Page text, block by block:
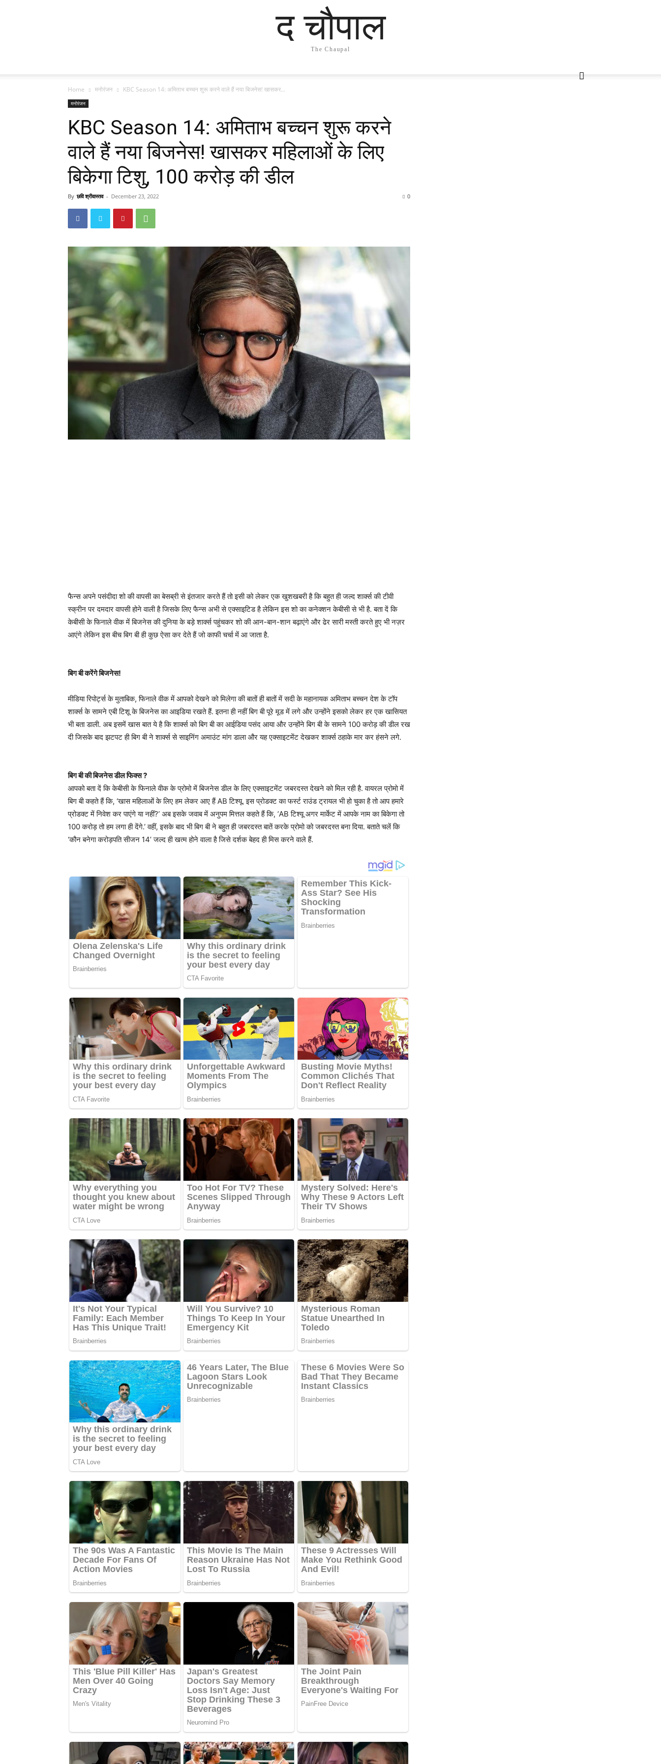
द चौपाल
The Chaupal
Home मनोरंजन KBC Season 14: अमिताभ बच्चन शुरू करने वाले हैं नया बिजनेस! खासकर...
मनोरंजन
KBC Season 14: अमिताभ बच्चन शुरू करने
वाले हैं नया बिजनेस! खासकर महिलाओं के लिए
बिकेगा टिशु, 100 करोड़ की डील
By छवि श्रीवास्तव - December 23, 2022 0
फैन्स अपने पसंदीदा शो की वापसी का बेसब्री से इंतजार करते हैं तो इसी को लेकर एक खुशखबरी है कि बहुत ही जल्द शार्क्स की टीवी
स्क्रीन पर दमदार वापसी होने वाली है जिसके लिए फैन्स अभी से एक्साइटिड है लेकिन इस शो का कनेक्शन केबीसी से भी है. बता दें कि
केबीसी के फिनाले वीक में बिजनेस की दुनिया के बड़े शार्क्स पहुंचकर शो की आन-बान-शान बढ़ाएंगे और ढेर सारी मस्ती करते हुए भी नज़र
आएंगे लेकिन इस बीच बिग बी ही कुछ ऐसा कर देते हैं जो काफी चर्चा में आ जाता है.
बिग बी करेंगे बिजनेस!
मीडिया रिपोर्ट्स के मुताबिक, फिनाले वीक में आपको देखने को मिलेगा की बातों ही बातों में सदी के महानायक अमिताभ बच्चन देश के टॉप
शार्क्स के सामने एबी टिशू के बिजनेस का आइडिया रखते हैं. इतना ही नहीं बिग बी पूरे मूड में लगे और उन्होंने इसको लेकर हर एक खासियत
भी बता डाली. अब इसमें खास बात ये है कि शार्क्स को बिग बी का आईडिया पसंद आया और उन्होंने बिग बी के सामने 100 करोड़ की डील रख
दी जिसके बाद झटपट ही बिग बी ने शार्क्स से साइनिंग अमाउंट मांग डाला और यह एक्साइटमेंट देखकर शार्क्स ठहाके मार कर हंसने लगे.
बिग बी की बिजनेस डील फिक्स ?
आपको बता दें कि केबीसी के फिनाले वीक के प्रोमो में बिजनेस डील के लिए एक्साइटमेंट जबरदस्त देखने को मिल रही है. वायरल प्रोमो में
बिग बी कहते हैं कि, ‘खास महिलाओं के लिए हम लेकर आए हैं AB टिश्यू. इस प्रोडक्ट का फर्स्ट राउंड ट्रायल भी हो चुका है तो आप हमारे
प्रोडक्ट में निवेश कर पाएंगे या नहीं?’ अब इसके जवाब में अनुपम मित्तल कहते हैं कि, ‘AB टिश्यू अगर मार्केट में आपके नाम का बिकेगा तो
100 करोड़ तो हम लगा ही देंगे.’ वहीं, इसके बाद भी बिग बी ने बहुत ही जबरदस्त बातें करके प्रोमो को जबरदस्त बना दिया. बताते चलें कि
‘कौन बनेगा करोड़पति सीजन 14’ जल्द ही खत्म होने वाला है जिसे दर्शक बेहद ही मिस करने‌ वाले हैं.